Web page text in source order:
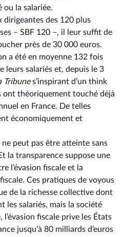
ou la salariée.
dirigeantes des 120 plus
–⁠ SBF 120 –, il leur suffit de
près de 30 000 euros.
a été en moyenne 132 fois
leurs salariés et, depuis le 3
Tribunes’inspirant d’un think
ont théoriquement touché déjà
en France. De telles
économiquement et
ne peut pas être atteinte sans
la transparence suppose une
l’évasion fiscale et la
Ces pratiques de voyous
de la richesse collective dont
les salariés, mais la société
fiscale prive les États
jusqu’à 80 milliards d’euros